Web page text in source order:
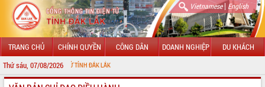
Vietnamese| English
TRANG CHỦ CHÍNH QUYỀN CÔNG DÂN DOANH NGHIỆP DU KHÁCH
Thứ sáu, 07/08/2026
TIN ĐIỆN TỬ TỈNH ĐẮK LẮK